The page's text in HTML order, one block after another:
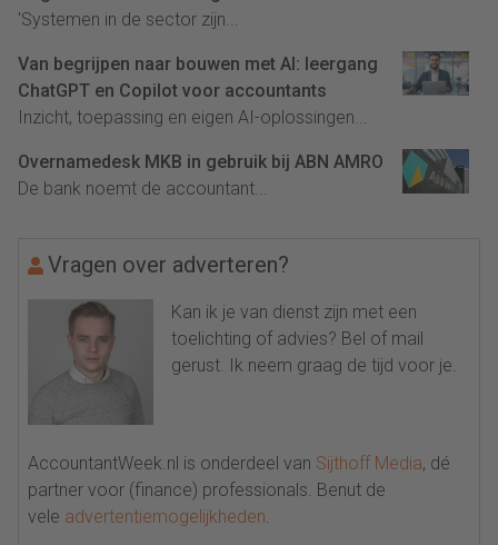
'Systemen in de sector zijn...
Van begrijpen naar bouwen met AI: leergang
ChatGPT en Copilot voor accountants
Inzicht, toepassing en eigen AI-oplossingen...
Overnamedesk MKB in gebruik bij ABN AMRO
De bank noemt de accountant...
Vragen over adverteren?
Kan ik je van dienst zijn met een
toelichting of advies? Bel of mail
gerust. Ik neem graag de tijd voor je.
AccountantWeek.nl is onderdeel van Sijthoff Media, dé
partner voor (finance) professionals. Benut de
vele advertentiemogelijkheden.